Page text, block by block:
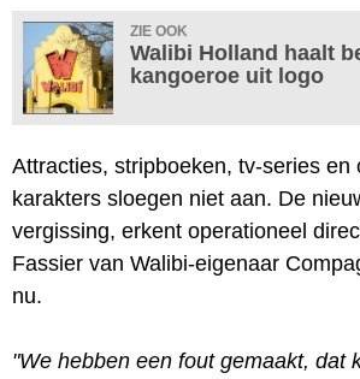
ZIE OOK
Walibi Holland haalt
kangoeroe uit logo
Attracties, stripboeken, tv-series en
karakters sloegen niet aan. De
vergissing, erkent operationeel
Fassier van Walibi-eigenaar
nu.
"We hebben een fout gemaakt, dat